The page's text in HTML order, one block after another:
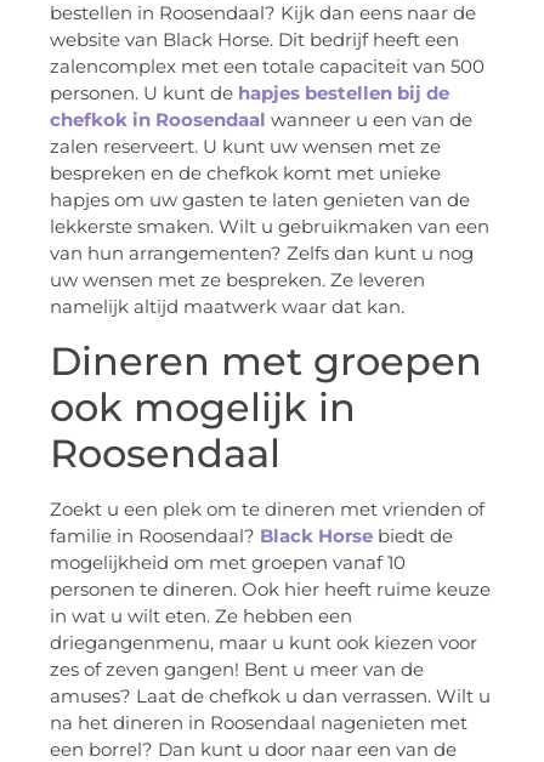
bestellen in Roosendaal? Kijk dan eens naar de
website van Black Horse. Dit bedrijf heeft een
zalencomplex met een totale capaciteit van 500
personen. U kunt de hapjes bestellen bij de
chefkok in Roosendaal wanneer u een van de
zalen reserveert. U kunt uw wensen met ze
bespreken en de chefkok komt met unieke
hapjes om uw gasten te laten genieten van de
lekkerste smaken. Wilt u gebruikmaken van een
van hun arrangementen? Zelfs dan kunt u nog
uw wensen met ze bespreken. Ze leveren
namelijk altijd maatwerk waar dat kan.
Dineren met groepen
ook mogelijk in
Roosendaal
Zoekt u een plek om te dineren met vrienden of
familie in Roosendaal? Black Horse biedt de
mogelijkheid om met groepen vanaf 10
personen te dineren. Ook hier heeft ruime keuze
in wat u wilt eten. Ze hebben een
driegangenmenu, maar u kunt ook kiezen voor
zes of zeven gangen! Bent u meer van de
amuses? Laat de chefkok u dan verrassen. Wilt u
na het dineren in Roosendaal nagenieten met
een borrel? Dan kunt u door naar een van de